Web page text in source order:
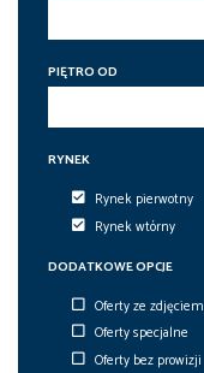
PIĘTRO OD
RYNEK
Rynek pierwotny
Rynek wtórny
DODATKOWE OPCJE
Oferty ze zdjęciem
Oferty specjalne
Oferty bez prowizji